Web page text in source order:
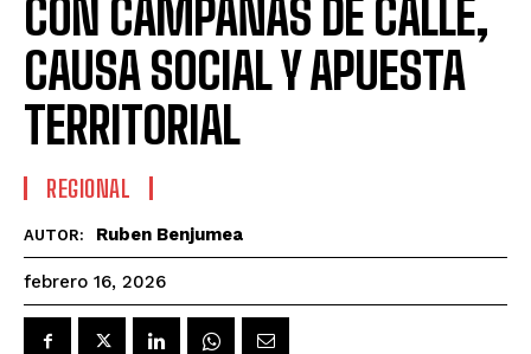
CON CAMPAÑAS DE CALLE,
CAUSA SOCIAL Y APUESTA
TERRITORIAL
REGIONAL
AUTOR: Ruben Benjumea
febrero 16, 2026